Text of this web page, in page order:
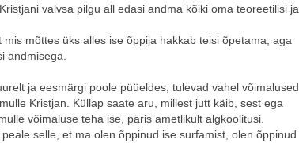
valvsa pilgu all edasi andma kõiki oma teoreetilisi ja
mõttes üks alles ise õppija hakkab teisi õpetama, aga
andmisega.
ja eesmärgi poole püüeldes, tulevad vahel võimalused
Kristjan. Küllap saate aru, millest jutt käib, sest ega
võimaluse teha ise, päris ametlikult algkoolitusi.
selle, et ma olen õppinud ise surfamist, olen õppinud